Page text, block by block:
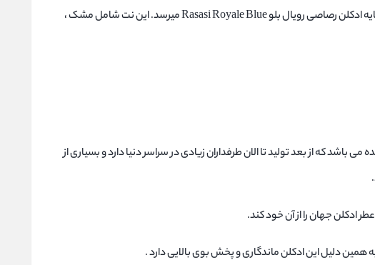
میانی فرا میرسد که خود شامل اسطوخودوس ، گل یاس ، بنفشه و گل رز است و در پایان نوبت نت پایه ادکلن رصاصی رویال بلو Rasasi Royale Blue میرسد. این نت شامل مشک ،
که از بعد تولید تا الان طرفداران زیادی در سراسر دنیا دارد و بسیاری از
ادکلن جهان را از آن خود کند.
همین دلیل این ادکلن ماندگاری و پخش بوی بالایی دارد .